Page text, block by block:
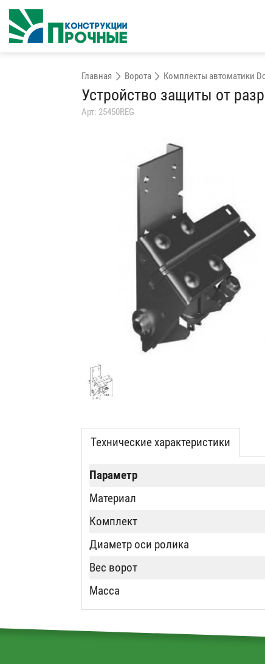
Главная Ворота Комплекты автоматики
Устройство защиты от
Арт: 25450REG
Технические характеристики
Параметр
Материал
Комплект
Диаметр оси ролика
Вес ворот
Масса